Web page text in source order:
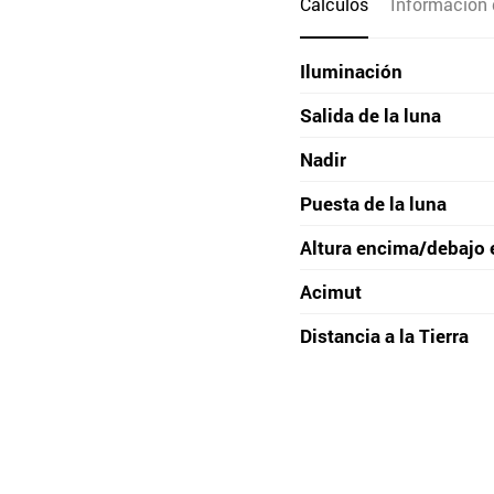
Iluminación
Salida de la luna
Nadir
Puesta de la luna
Altura encima/debajo
Acimut
Distancia a la Tierra